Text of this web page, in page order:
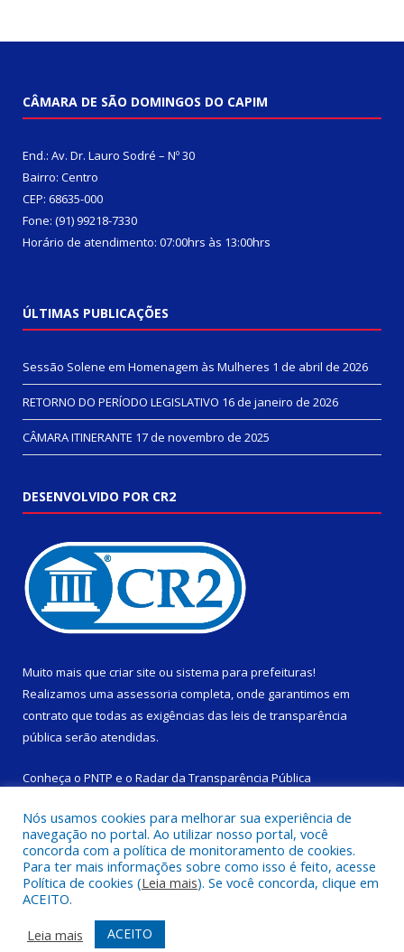
CÂMARA DE SÃO DOMINGOS DO CAPIM
End.: Av. Dr. Lauro Sodré – Nº 30
Bairro: Centro
CEP: 68635-000
Fone: (91) 99218-7330
Horário de atendimento: 07:00hrs às 13:00hrs
ÚLTIMAS PUBLICAÇÕES
Sessão Solene em Homenagem às Mulheres 1 de abril de 2026
RETORNO DO PERÍODO LEGISLATIVO 16 de janeiro de 2026
CÂMARA ITINERANTE 17 de novembro de 2025
DESENVOLVIDO POR CR2
Muito mais que criar site ou sistema para prefeituras!
Realizamos uma assessoria completa, onde garantimos em
contrato que todas as exigências das leis de transparência
pública serão atendidas.
Conheça o PNTP e o Radar da Transparência Pública
Todos os direitos reservados a Câmara Municipal de São
Domingos do Capim.
Mapa do Site
Acessar Área Administrativa
Nós usamos cookies para melhorar sua experiência de
navegação no portal. Ao utilizar nosso portal, você
concorda com a política de monitoramento de cookies.
Para ter mais informações sobre como isso é feito, acesse
Política de cookies (Leia mais). Se você concorda, clique em
ACEITO.
Leia mais
ACEITO